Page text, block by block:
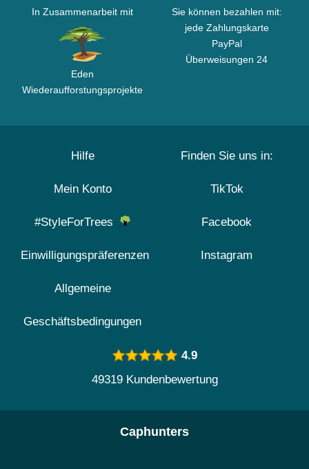
In Zusammenarbeit mit
Eden
Wiederaufforstungsprojekte
Sie können bezahlen mit:
jede Zahlungskarte
PayPal
Überweisungen 24
Hilfe
Mein Konto
#StyleForTrees
Einwilligungspräferenzen
Allgemeine
Geschäftsbedingungen
Finden Sie uns in:
TikTok
Facebook
Instagram
4.9
49319 Kundenbewertung
Caphunters